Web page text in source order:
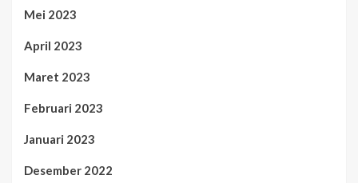
Mei 2023
April 2023
Maret 2023
Februari 2023
Januari 2023
Desember 2022